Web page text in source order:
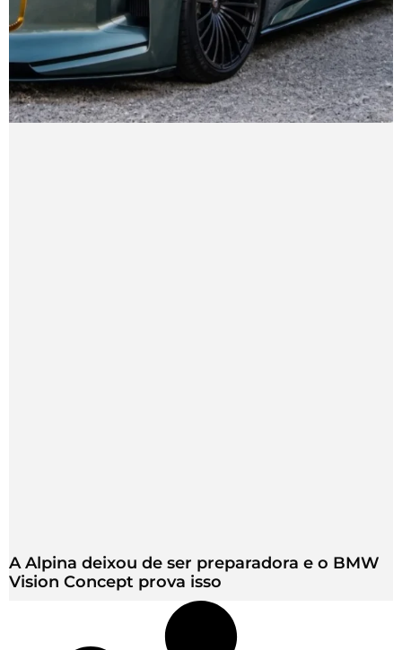
A Alpina deixou de ser preparadora e o BMW
Vision Concept prova isso